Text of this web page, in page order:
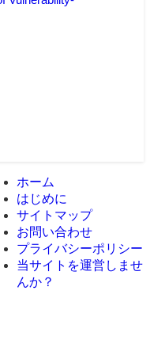
ホーム
はじめに
サイトマップ
お問い合わせ
プライバシーポリシー
当サイトを運営しませ
んか？